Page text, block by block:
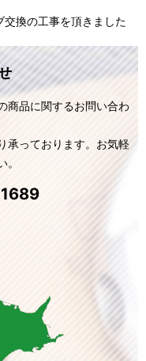
交換の工事を頂きました
商品に関するお問い合わ
承っております。お気軽